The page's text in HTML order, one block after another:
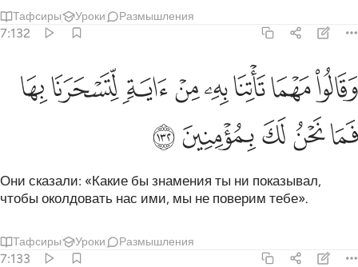
Тафсиры Уроки Размышления
7:132
وقالوا مهما تاتنا به من اية لتسحرنا بها فما نحن لك بمومنين ١٣٢
وَقَالُوا۟ مَهْمَا تَأْتِنَا بِهِۦ مِنْ ءَايَةٍۢ لِّتَسْحَرَنَا بِهَا فَمَا نَحْنُ لَكَ بِمُؤْمِنِينَ ١٣٢
ﱚﱛﱜﱝﱞﱟﱠﱡ
ﱢﱣﱤﱥﱦ
Они сказали: «Какие бы знамения ты ни показывал,
чтобы околдовать нас ими, мы не поверим тебе».
Тафсиры Уроки Размышления
7:133